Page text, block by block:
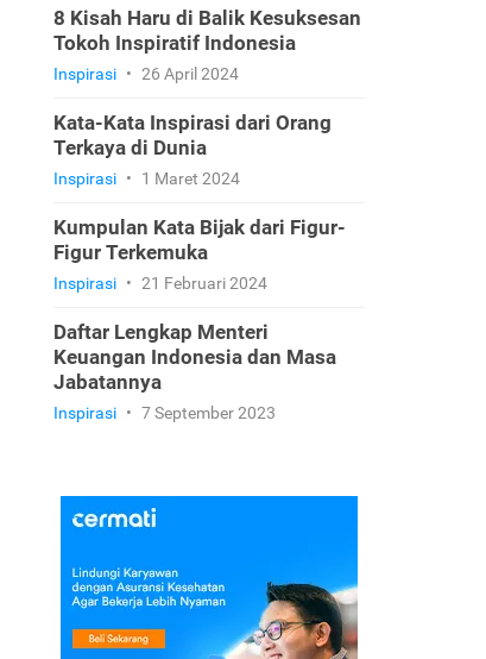
8 Kisah Haru di Balik Kesuksesan
Tokoh Inspiratif Indonesia
Inspirasi • 26 April 2024
Kata-Kata Inspirasi dari Orang
Terkaya di Dunia
Inspirasi • 1 Maret 2024
Kumpulan Kata Bijak dari Figur-
Figur Terkemuka
Inspirasi • 21 Februari 2024
Daftar Lengkap Menteri
Keuangan Indonesia dan Masa
Jabatannya
Inspirasi • 7 September 2023